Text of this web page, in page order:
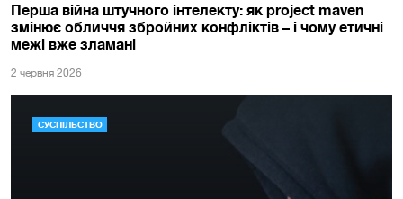
Перша війна штучного інтелекту: як project maven
змінює обличчя збройних конфліктів – і чому етичні
межі вже зламані
2 червня 2026
СУСПІЛЬСТВО